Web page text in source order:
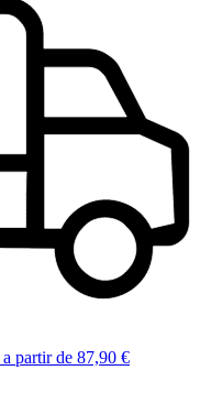
a partir de 87,90 €